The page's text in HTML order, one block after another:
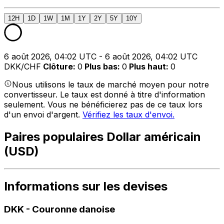
12H 1D 1W 1M 1Y 2Y 5Y 10Y
6 août 2026, 04:02 UTC - 6 août 2026, 04:02 UTC
DKK/CHF Clôture: 0 Plus bas: 0 Plus haut: 0
Nous utilisons le taux de marché moyen pour notre
convertisseur. Le taux est donné à titre d'information
seulement. Vous ne bénéficierez pas de ce taux lors
d'un envoi d'argent. Vérifiez les taux d'envoi.
Paires populaires Dollar américain
(USD)
Informations sur les devises
DKK - Couronne danoise